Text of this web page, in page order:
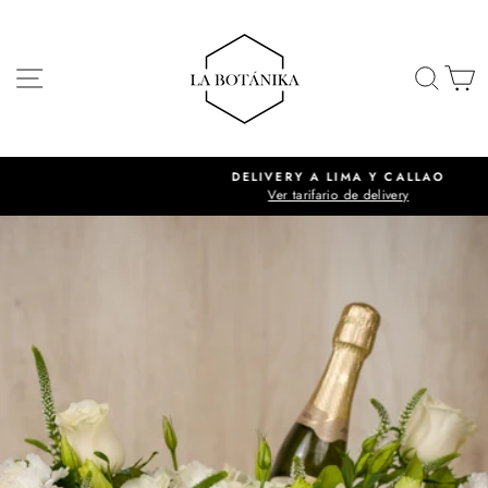
contenido
diapositivas
DELIVERY A LIMA Y CALLAO
Ver tarifario de delivery